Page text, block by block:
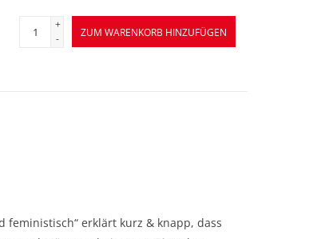
+
-
ZUM WARENKORB HINZUFÜGEN
feministisch“ erklärt kurz & knapp, dass